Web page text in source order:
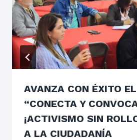
AVANZA CON ÉXITO
“CONECTA Y
¡ACTIVISMO SIN
A LA CIUDADANÍA